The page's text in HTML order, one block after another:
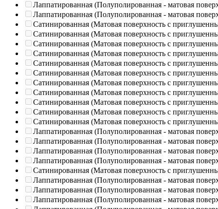
Лаппатированная (Полуполированная - матовая
Лаппатированная (Полуполированная - матовая
Сатинированная (Матовая поверхность с
Сатинированная (Матовая поверхность с
Сатинированная (Матовая поверхность с
Сатинированная (Матовая поверхность с
Сатинированная (Матовая поверхность с
Сатинированная (Матовая поверхность с
Сатинированная (Матовая поверхность с
Сатинированная (Матовая поверхность с
Сатинированная (Матовая поверхность с
Сатинированная (Матовая поверхность с
Сатинированная (Матовая поверхность с
Лаппатированная (Полуполированная - матовая
Лаппатированная (Полуполированная - матовая
Лаппатированная (Полуполированная - матовая
Лаппатированная (Полуполированная - матовая
Сатинированная (Матовая поверхность с
Лаппатированная (Полуполированная - матовая
Лаппатированная (Полуполированная - матовая
Лаппатированная (Полуполированная - матовая